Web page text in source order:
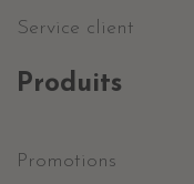
Service client
Produits
Promotions